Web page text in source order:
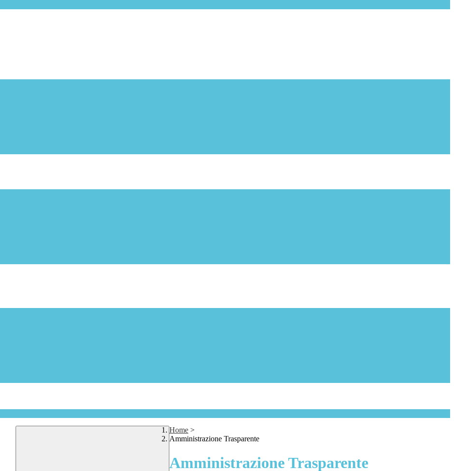
Home >
Amministrazione Trasparente
Amministrazione Trasparente